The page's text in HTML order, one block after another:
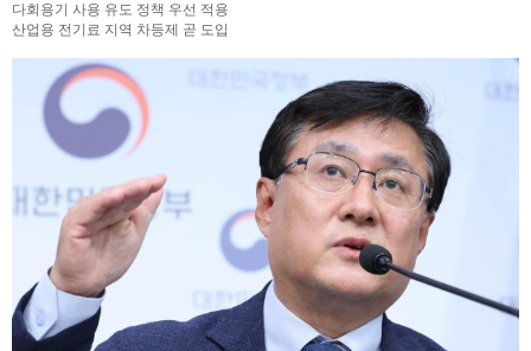
다회용기 사용 유도 정책 우선 적용
산업용 전기료 지역 차등제 곧 도입